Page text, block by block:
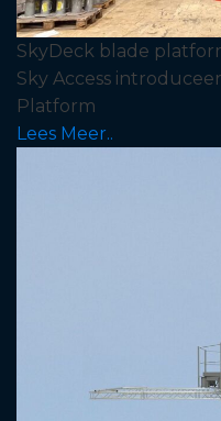
SkyDeck blade
Sky Access
Platform
Lees Meer..